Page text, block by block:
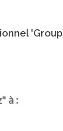
à :